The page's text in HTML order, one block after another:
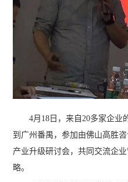
4月18日，来自20多家企业
到广州番禺，参加由佛山高胜
产业升级研讨会，共同交流企
略。